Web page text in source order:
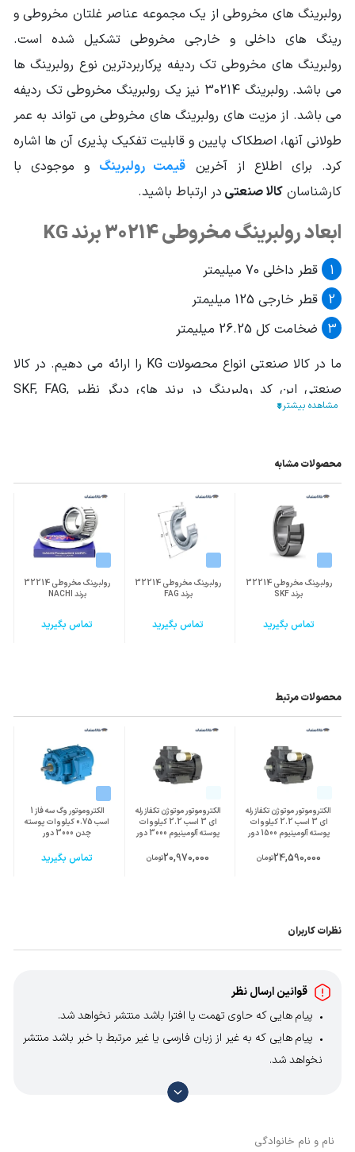
آب بند بدون آب بند
قفسه فولادی
کلاس لقی استاندارد
کلاس دقتی استاندارد(15-0)
رولبرینگ های مخروطی از یک مجموعه عناصر غلتان مخروطی و
رینگ های داخلی و خارجی مخروطی تشکیل شده است.
رولبرینگ های مخروطی تک ردیفه پرکاربردترین نوع رولبرینگ ها
می باشد. رولبرینگ 30214 نیز یک رولبرینگ مخروطی تک ردیفه
می باشد. از مزیت های رولبرینگ های مخروطی می تواند به عمر
طولانی آنها، اصطکاک پایین و قابلیت تفکیک پذیری آن ها اشاره
کرد. برای اطلاع از آخرین قیمت رولبرینگ و موجودی با
کارشناسان کالا صنعتی در ارتباط باشید.
ابعاد رولبرینگ مخروطی 30214 برند KG
قطر داخلی 70 میلیمتر
قطر خارجی 125 میلیمتر
ضخامت کل 26.25 میلیمتر
ما در کالا صنعتی انواع محصولات KG را ارائه می دهیم. در کالا
صنعتی این کد رولبرینگ در برند های دیگر نظیر SKF, FAG,
NACHI, ORS, TIMKEN, NSK, NTN و ... نیز عرضه می گردد.
محصولات مشابه
رولبرینگ مخروطی 32214
برند SKF
تماس بگیرید
رولبرینگ مخروطی 32214
برند FAG
تماس بگیرید
رولبرینگ مخروطی 32214
برند NACHI
تماس بگیرید
محصولات مرتبط
الکتروموتور موتوژن تکفاز رله
ای 3 اسب 2.2 کیلووات
پوسته آلومینیوم 1500 دور
24,590,000تومان
الکتروموتور موتوژن تکفاز رله
ای 3 اسب 2.2 کیلووات
پوسته آلومینیوم 3000 دور
20,970,000تومان
الکتروموتور وگ سه فاز 1
اسب 0.75 کیلووات پوسته
چدن 3000 دور
تماس بگیرید
نظرات کاربران
قوانین ارسال نظر
پیام هایی که حاوی تهمت یا افترا باشد منتشر نخواهد شد.
پیام هایی که به غیر از زبان فارسی یا غیر مرتبط با خبر باشد منتشر
نخواهد شد.
با توجه به آن که امکان موافقت یا مخالفت با محتوای نظرات
وجود دارد، معمولا نظراتی که محتوای مشابه دارند، انتشار نمی‌یابند
نام و نام خانوادگی